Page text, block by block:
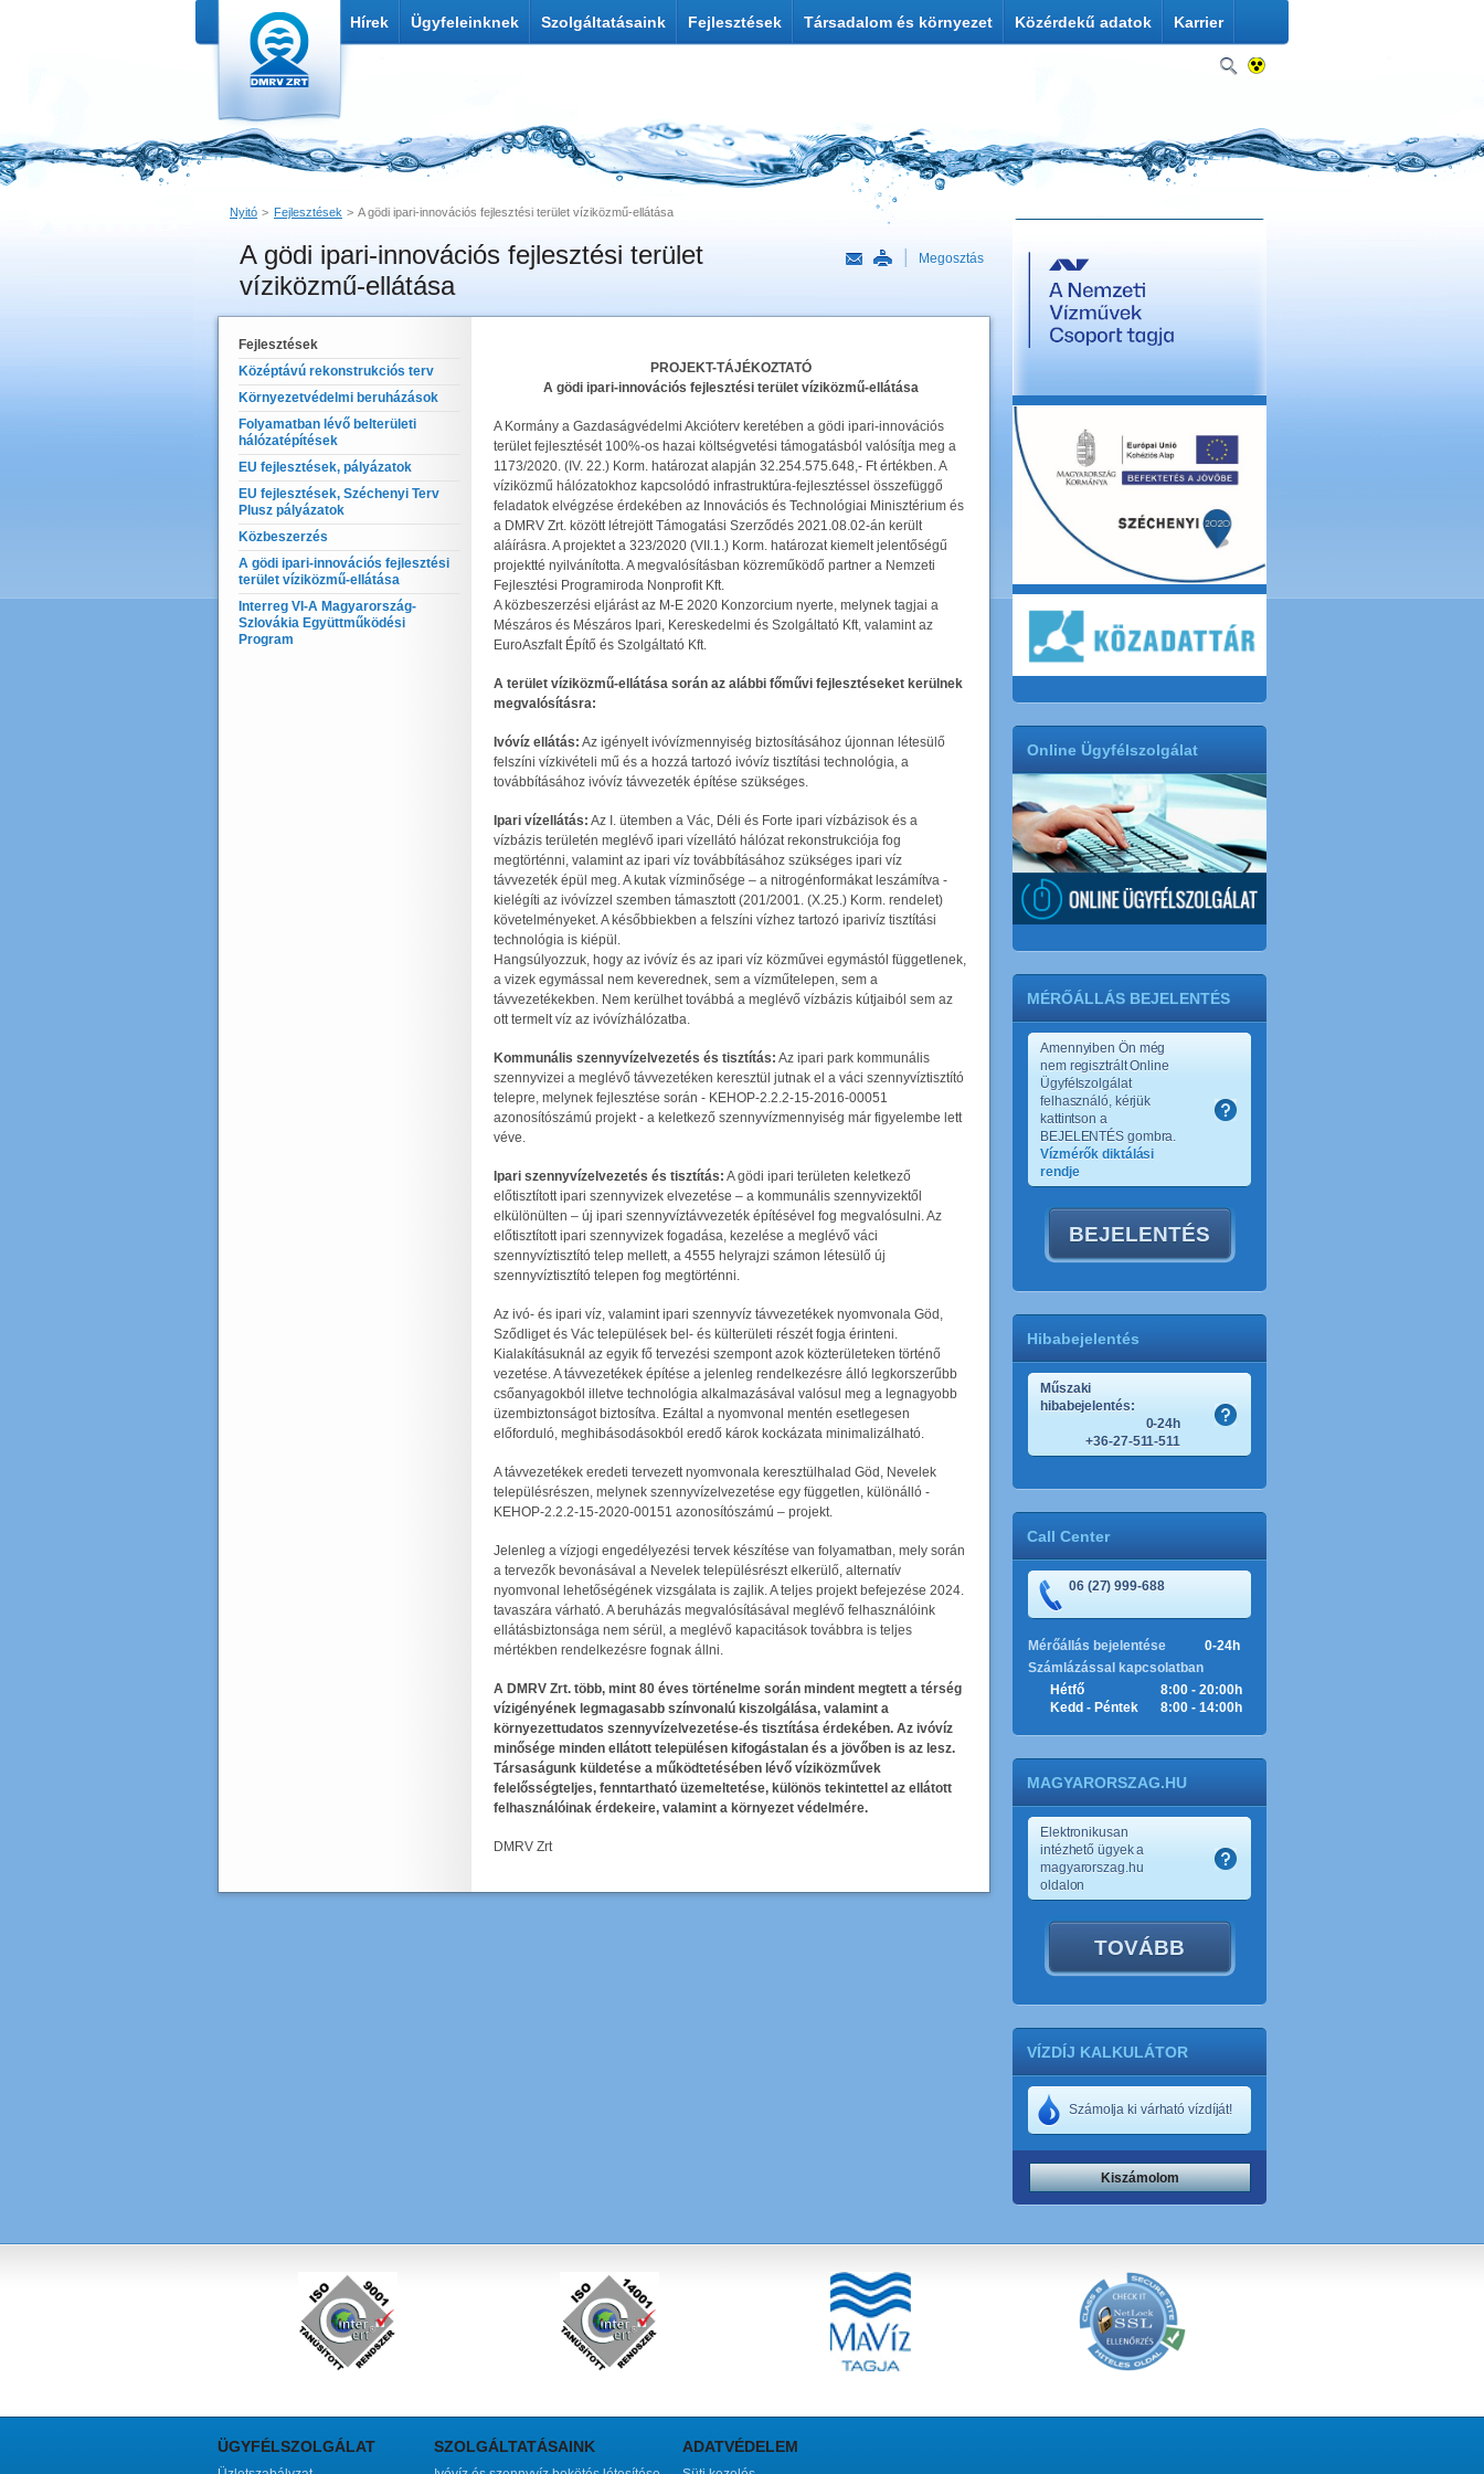
Hírek Ügyfeleinknek Szolgáltatásaink Fejlesztések Társadalom és környezet Közérdekű adatok Karrier
Nyitó Fejlesztések A gödi ipari-innovációs fejlesztési terület víziközmű-ellátása
A gödi ipari-innovációs fejlesztési terület
víziközmű-ellátása
Link küldése
Nyomtatás Megosztás
Fejlesztések
Középtávú rekonstrukciós terv
Környezetvédelmi beruházások
Folyamatban lévő belterületi
hálózatépítések
EU fejlesztések, pályázatok
EU fejlesztések, Széchenyi Terv
Plusz pályázatok
Közbeszerzés
A gödi ipari-innovációs fejlesztési
terület víziközmű-ellátása
Interreg VI-A Magyarország-
Szlovákia Együttműködési
Program
PROJEKT-TÁJÉKOZTATÓ
A gödi ipari-innovációs fejlesztési terület víziközmű-ellátása
A Kormány a Gazdaságvédelmi Akcióterv keretében a gödi ipari-innovációs
terület fejlesztését 100%-os hazai költségvetési támogatásból valósítja meg a
1173/2020. (IV. 22.) Korm. határozat alapján 32.254.575.648,- Ft értékben. A
víziközmű hálózatokhoz kapcsolódó infrastruktúra-fejlesztéssel összefüggő
feladatok elvégzése érdekében az Innovációs és Technológiai Minisztérium és
a DMRV Zrt. között létrejött Támogatási Szerződés 2021.08.02-án került
aláírásra. A projektet a 323/2020 (VII.1.) Korm. határozat kiemelt jelentőségű
projektté nyilvánította. A megvalósításban közreműködő partner a Nemzeti
Fejlesztési Programiroda Nonprofit Kft.
A közbeszerzési eljárást az M-E 2020 Konzorcium nyerte, melynek tagjai a
Mészáros és Mészáros Ipari, Kereskedelmi és Szolgáltató Kft, valamint az
EuroAszfalt Építő és Szolgáltató Kft.
A terület víziközmű-ellátása során az alábbi főművi fejlesztéseket kerülnek
megvalósításra:
Ivóvíz ellátás: Az igényelt ivóvízmennyiség biztosításához újonnan létesülő
felszíni vízkivételi mű és a hozzá tartozó ivóvíz tisztítási technológia, a
továbbításához ivóvíz távvezeték építése szükséges.
Ipari vízellátás: Az I. ütemben a Vác, Déli és Forte ipari vízbázisok és a
vízbázis területén meglévő ipari vízellátó hálózat rekonstrukciója fog
megtörténni, valamint az ipari víz továbbításához szükséges ipari víz
távvezeték épül meg. A kutak vízminősége – a nitrogénformákat leszámítva -
kielégíti az ivóvízzel szemben támasztott (201/2001. (X.25.) Korm. rendelet)
követelményeket. A későbbiekben a felszíni vízhez tartozó iparivíz tisztítási
technológia is kiépül.
Hangsúlyozzuk, hogy az ivóvíz és az ipari víz közművei egymástól függetlenek,
a vizek egymással nem keverednek, sem a vízműtelepen, sem a
távvezetékekben. Nem kerülhet továbbá a meglévő vízbázis kútjaiból sem az
ott termelt víz az ivóvízhálózatba.
Kommunális szennyvízelvezetés és tisztítás: Az ipari park kommunális
szennyvizei a meglévő távvezetéken keresztül jutnak el a váci szennyvíztisztító
telepre, melynek fejlesztése során - KEHOP-2.2.2-15-2016-00051
azonosítószámú projekt - a keletkező szennyvízmennyiség már figyelembe lett
véve.
Ipari szennyvízelvezetés és tisztítás: A gödi ipari területen keletkező
előtisztított ipari szennyvizek elvezetése – a kommunális szennyvizektől
elkülönülten – új ipari szennyvíztávvezeték építésével fog megvalósulni. Az
előtisztított ipari szennyvizek fogadása, kezelése a meglévő váci
szennyvíztisztító telep mellett, a 4555 helyrajzi számon létesülő új
szennyvíztisztító telepen fog megtörténni.
Az ivó- és ipari víz, valamint ipari szennyvíz távvezetékek nyomvonala Göd,
Sződliget és Vác települések bel- és külterületi részét fogja érinteni.
Kialakításuknál az egyik fő tervezési szempont azok közterületeken történő
vezetése. A távvezetékek építése a jelenleg rendelkezésre álló legkorszerűbb
csőanyagokból illetve technológia alkalmazásával valósul meg a legnagyobb
üzembiztonságot biztosítva. Ezáltal a nyomvonal mentén esetlegesen
előforduló, meghibásodásokból eredő károk kockázata minimalizálható.
A távvezetékek eredeti tervezett nyomvonala keresztülhalad Göd, Nevelek
településrészen, melynek szennyvízelvezetése egy független, különálló -
KEHOP-2.2.2-15-2020-00151 azonosítószámú – projekt.
Jelenleg a vízjogi engedélyezési tervek készítése van folyamatban, mely során
a tervezők bevonásával a Nevelek településrészt elkerülő, alternatív
nyomvonal lehetőségének vizsgálata is zajlik. A teljes projekt befejezése 2024.
tavaszára várható. A beruházás megvalósításával meglévő felhasználóink
ellátásbiztonsága nem sérül, a meglévő kapacitások továbbra is teljes
mértékben rendelkezésre fognak állni.
A DMRV Zrt. több, mint 80 éves történelme során mindent megtett a térség
vízigényének legmagasabb színvonalú kiszolgálása, valamint a
környezettudatos szennyvízelvezetése-és tisztítása érdekében. Az ivóvíz
minősége minden ellátott településen kifogástalan és a jövőben is az lesz.
Társaságunk küldetése a működtetésében lévő víziközművek
felelősségteljes, fenntartható üzemeltetése, különös tekintettel az ellátott
felhasználóinak érdekeire, valamint a környezet védelmére.
DMRV Zrt
Online Ügyfélszolgálat
MÉRŐÁLLÁS BEJELENTÉS
Amennyiben Ön még
nem regisztrált Online
Ügyfélszolgálat
felhasználó, kérjük
kattintson a
BEJELENTÉS gombra.
Vízmérők diktálási
rendje
BEJELENTÉS
Hibabejelentés
Műszaki
hibabejelentés:
0-24h
+36-27-511-511
Call Center
06 (27) 999-688
Mérőállás bejelentése
0-24h
Számlázással kapcsolatban
Hétfő
Kedd - Péntek
8:00 - 20:00h
8:00 - 14:00h
MAGYARORSZAG.HU
Elektronikusan
intézhető ügyek a
magyarorszag.hu
oldalon
TOVÁBB
VÍZDÍJ KALKULÁTOR
Számolja ki várható vízdíját!
Kiszámolom
ÜGYFÉLSZOLGÁLAT SZOLGÁLTATÁSAINK ADATVÉDELEM